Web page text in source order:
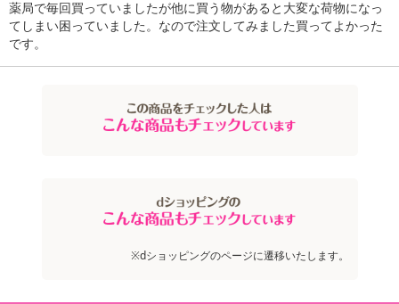
薬局で毎回買っていましたが他に買う物があると大変な荷物になっ
てしまい困っていました。なので注文してみました買ってよかった
です。
※dショッピングのページに遷移いたします。